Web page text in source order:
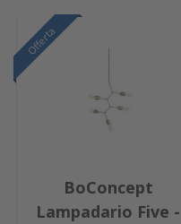
Offerta
BoConcept
Lampadario Five -